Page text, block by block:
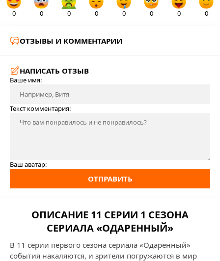
0 0 0 0 0 0 0 0
ОТЗЫВЫ И КОММЕНТАРИИ
НАПИСАТЬ ОТЗЫВ
Ваше имя:
Текст комментария:
Ваш аватар:
ОТПРАВИТЬ
ОПИСАНИЕ 11 СЕРИИ 1 СЕЗОНА
СЕРИАЛА «ОДАРЕННЫЙ»
В 11 серии первого сезона сериала «Одаренный»
события накаляются, и зрители погружаются в мир